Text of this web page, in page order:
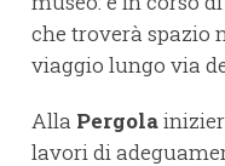
che troverà spazio
viaggio lungo via
Alla Pergola
lavori di